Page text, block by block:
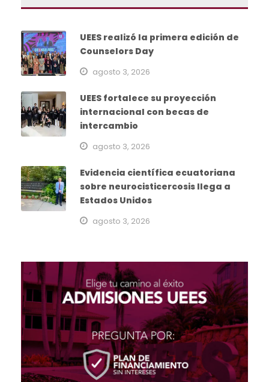
UEES realizó la primera edición de
Counselors Day
agosto 3, 2026
UEES fortalece su proyección
internacional con becas de
intercambio
agosto 3, 2026
Evidencia científica ecuatoriana
sobre neurocisticercosis llega a
Estados Unidos
agosto 3, 2026